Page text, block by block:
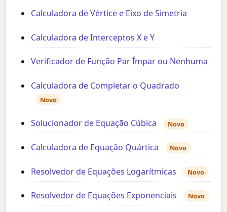
Calculadora de Vértice e Eixo de Simetria
Calculadora de Interceptos X e Y
Verificador de Função Par Ímpar ou Nenhuma
Calculadora de Completar o Quadrado
Novo
Solucionador de Equação Cúbica Novo
Calculadora de Equação Quártica Novo
Resolvedor de Equações Logarítmicas Novo
Resolvedor de Equações Exponenciais Novo